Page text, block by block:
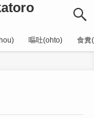
嘔吐(ohto) 食糞